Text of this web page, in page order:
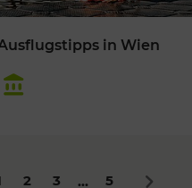
in Wien
2 3 ... 5